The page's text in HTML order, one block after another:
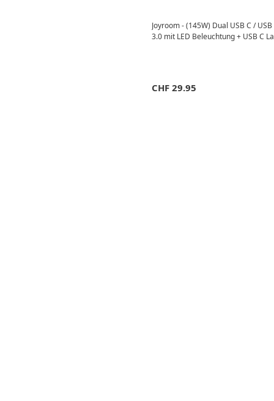
Joyroom - (145W) Dual USB C /
3.0 mit LED Beleuchtung + USB C
CHF 29.95